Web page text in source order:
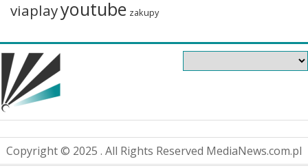
viaplayyoutube zakupy
Copyright © 2025 . All Rights Reserved MediaNews.com.pl